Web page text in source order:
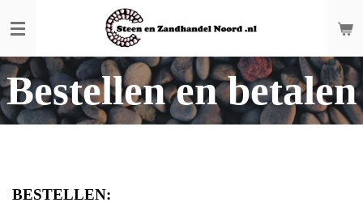
direct
de
hoofdinhoud
Bestellen en betalen
BESTELLEN: